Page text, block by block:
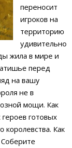
переносит
игроков на
территорию
удивительно
жила в мире и
перед
на вашу
не в
мощи. Как
готовых
Как